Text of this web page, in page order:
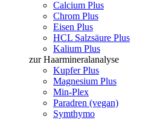
Calcium Plus
Chrom Plus
Eisen Plus
HCL Salzsäure Plus
Kalium Plus
zur Haarmineralanalyse
Kupfer Plus
Magnesium Plus
Min-Plex
Paradren (vegan)
Symthymo